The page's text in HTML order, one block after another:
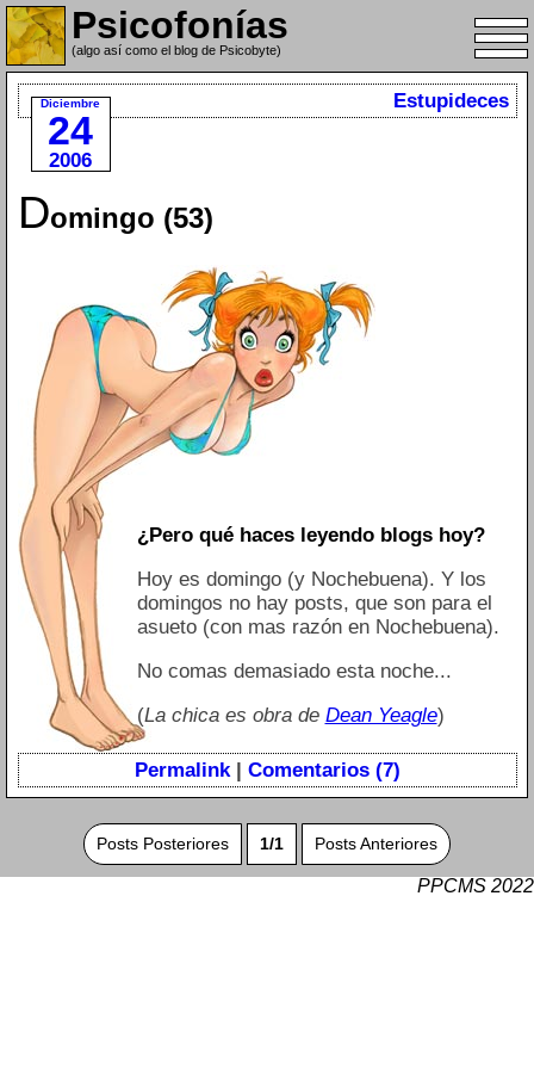
Psicofonías
(algo así como el blog de Psicobyte)
Diciembre
24
2006
Estupideces
Domingo (53)
¿Pero qué haces leyendo blogs hoy?
Hoy es domingo (y Nochebuena). Y los
domingos no hay posts, que son para el
asueto (con mas razón en Nochebuena).
No comas demasiado esta noche...
(La chica es obra de Dean Yeagle)
Permalink| Comentarios (7)
Posts Posteriores 1/1 Posts Anteriores
PPCMS 2022